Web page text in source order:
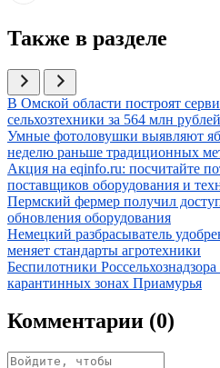
Также в разделе
Иллюстрация новости
В Омской области построят
сельхозтехники за 564 млн рублей
Иллюстрация новости
Умные фотоловушки выявляют
неделю раньше традиционных
Иллюстрация новости
Акция на eqinfo.ru: посчитайте
поставщиков оборудования и
Иллюстрация новости
Пермский фермер получил
обновления оборудования
Иллюстрация новости
Немецкий разбрасыватель
меняет стандарты агротехники
Иллюстрация новости
Беспилотники
карантинных зонах Приамурья
Комментарии (0)